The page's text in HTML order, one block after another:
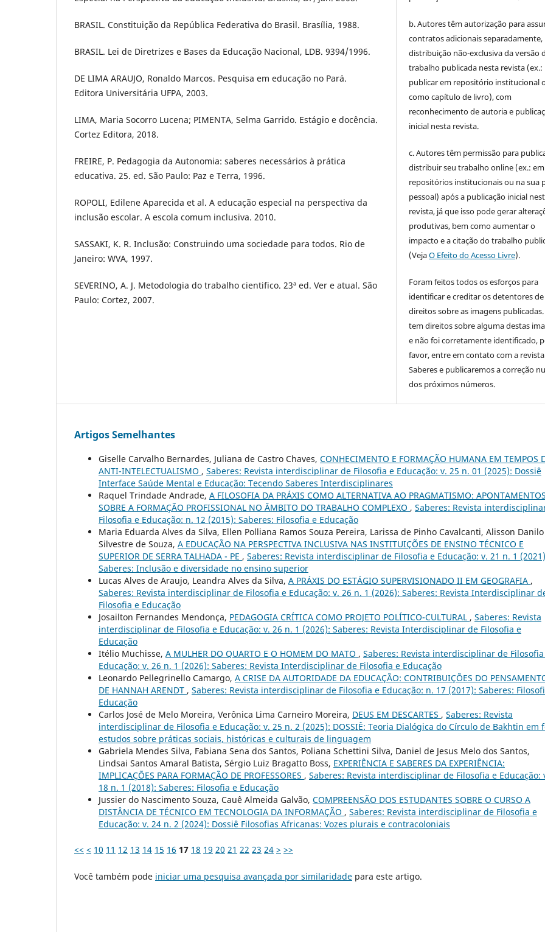
BRASIL. Constituição da República Federativa do Brasil. Brasília, 1988.
BRASIL. Lei de Diretrizes e Bases da Educação Nacional, LDB. 9394/1996.
DE LIMA ARAUJO, Ronaldo Marcos. Pesquisa em educação no Pará.
Editora Universitária UFPA, 2003.
LIMA, Maria Socorro Lucena; PIMENTA, Selma Garrido. Estágio e docência.
Cortez Editora, 2018.
FREIRE, P. Pedagogia da Autonomia: saberes necessários à prática
educativa. 25. ed. São Paulo: Paz e Terra, 1996.
ROPOLI, Edilene Aparecida et al. A educação especial na perspectiva da
inclusão escolar. A escola comum inclusiva. 2010.
SASSAKI, K. R. Inclusão: Construindo uma sociedade para todos. Rio de
Janeiro: WVA, 1997.
SEVERINO, A. J. Metodologia do trabalho cientifico. 23ª ed. Ver e atual. São
Paulo: Cortez, 2007.
b. Autores têm autorização para
contratos adicionais separadamente,
distribuição não-exclusiva da versão
trabalho publicada nesta revista (ex.:
publicar em repositório institucional
como capítulo de livro), com
reconhecimento de autoria e
inicial nesta revista.
c. Autores têm permissão para
distribuir seu trabalho online (ex.: em
repositórios institucionais ou na sua
pessoal) após a publicação inicial
revista, já que isso pode gerar
produtivas, bem como aumentar o
impacto e a citação do trabalho
(VejaO Efeito do Acesso Livre).
Foram feitos todos os esforços para
identificar e creditar os detentores de
direitos sobre as imagens publicadas.
tem direitos sobre alguma destas
e não foi corretamente identificado,
favor, entre em contato com a revista
Saberes e publicaremos a correção
dos próximos números.
Artigos Semelhantes
Giselle Carvalho Bernardes, Juliana de Castro Chaves, CONHECIMENTO E FORMAÇÃO HUMANA EM TEMPOS
ANTI-INTELECTUALISMO , Saberes: Revista interdisciplinar de Filosofia e Educação: v. 25 n. 01 (2025): Dossiê
Interface Saúde Mental e Educação: Tecendo Saberes Interdisciplinares
Raquel Trindade Andrade, A FILOSOFIA DA PRÁXIS COMO ALTERNATIVA AO PRAGMATISMO: APONTAMENTOS
SOBRE A FORMAÇÃO PROFISSIONAL NO ÂMBITO DO TRABALHO COMPLEXO , Saberes: Revista
Filosofia e Educação: n. 12 (2015): Saberes: Filosofia e Educação
Maria Eduarda Alves da Silva, Ellen Polliana Ramos Souza Pereira, Larissa de Pinho Cavalcanti, Alisson Danilo
Silvestre de Souza, A EDUCAÇÃO NA PERSPECTIVA INCLUSIVA NAS INSTITUIÇÕES DE ENSINO TÉCNICO E
SUPERIOR DE SERRA TALHADA - PE , Saberes: Revista interdisciplinar de Filosofia e Educação: v. 21 n. 1
Saberes: Inclusão e diversidade no ensino superior
Lucas Alves de Araujo, Leandra Alves da Silva, A PRÁXIS DO ESTÁGIO SUPERVISIONADO II EM GEOGRAFIA ,
Saberes: Revista interdisciplinar de Filosofia e Educação: v. 26 n. 1 (2026): Saberes: Revista Interdisciplinar
Filosofia e Educação
Josailton Fernandes Mendonça, PEDAGOGIA CRÍTICA COMO PROJETO POLÍTICO-CULTURAL , Saberes: Revista
interdisciplinar de Filosofia e Educação: v. 26 n. 1 (2026): Saberes: Revista Interdisciplinar de Filosofia e
Educação
Itélio Muchisse, A MULHER DO QUARTO E O HOMEM DO MATO , Saberes: Revista interdisciplinar de
Educação: v. 26 n. 1 (2026): Saberes: Revista Interdisciplinar de Filosofia e Educação
Leonardo Pellegrinello Camargo, A CRISE DA AUTORIDADE DA EDUCAÇÃO: CONTRIBUIÇÕES DO
DE HANNAH ARENDT , Saberes: Revista interdisciplinar de Filosofia e Educação: n. 17 (2017): Saberes:
Educação
Carlos José de Melo Moreira, Verônica Lima Carneiro Moreira, DEUS EM DESCARTES , Saberes: Revista
interdisciplinar de Filosofia e Educação: v. 25 n. 2 (2025): DOSSIÊ: Teoria Dialógica do Círculo de Bakhtin em
estudos sobre práticas sociais, históricas e culturais de linguagem
Gabriela Mendes Silva, Fabiana Sena dos Santos, Poliana Schettini Silva, Daniel de Jesus Melo dos Santos,
Lindsai Santos Amaral Batista, Sérgio Luiz Bragatto Boss, EXPERIÊNCIA E SABERES DA EXPERIÊNCIA:
IMPLICAÇÕES PARA FORMAÇÃO DE PROFESSORES , Saberes: Revista interdisciplinar de Filosofia e Educação:
18 n. 1 (2018): Saberes: Filosofia e Educação
Jussier do Nascimento Souza, Cauê Almeida Galvão, COMPREENSÃO DOS ESTUDANTES SOBRE O CURSO A
DISTÂNCIA DE TÉCNICO EM TECNOLOGIA DA INFORMAÇÃO , Saberes: Revista interdisciplinar de Filosofia e
Educação: v. 24 n. 2 (2024): Dossiê Filosofias Africanas: Vozes plurais e contracoloniais
<< < 10 11 12 13 14 15 16 17 18 19 20 21 22 23 24 > >>
Você também pode iniciar uma pesquisa avançada por similaridade para este artigo.